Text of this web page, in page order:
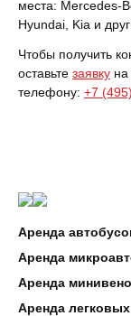
места: Mercedes-
Hyundai, Kia и
Чтобы получить
оставьте заявку
телефону: +7
Аренда
Аренда
Аренда
Аренда